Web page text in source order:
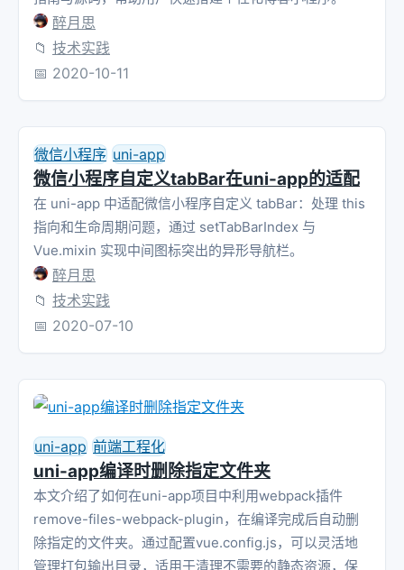
醉月思
📁 技术实践
📅 2020-10-11
微信小程序 uni-app
微信小程序自定义tabBar在uni-app的适配
在 uni-app 中适配微信小程序自定义 tabBar：处理 this
指向和生命周期问题，通过 setTabBarIndex 与
Vue.mixin 实现中间图标突出的异形导航栏。
醉月思
📁 技术实践
📅 2020-07-10
uni-app 前端工程化
uni-app编译时删除指定文件夹
本文介绍了如何在uni-app项目中利用webpack插件
remove-files-webpack-plugin，在编译完成后自动删
除指定的文件夹。通过配置vue.config.js，可以灵活地
管理打包输出目录，适用于清理不需要的静态资源，保